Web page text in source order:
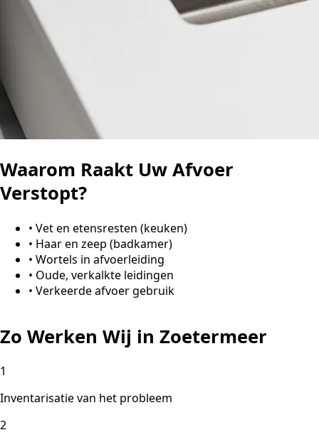
Waarom Raakt Uw Afvoer
Verstopt?
• Vet en etensresten (keuken)
• Haar en zeep (badkamer)
• Wortels in afvoerleiding
• Oude, verkalkte leidingen
• Verkeerde afvoer gebruik
Zo Werken Wij in Zoetermeer
1
Inventarisatie van het probleem
2